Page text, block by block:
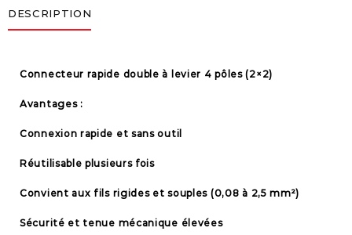
DESCRIPTION
Connecteur rapide double à levier 4 pôles (2×2)
Avantages :
Connexion rapide et sans outil
Réutilisable plusieurs fois
Convient aux fils rigides et souples (0,08 à 2,5 mm²)
Sécurité et tenue mécanique élevées